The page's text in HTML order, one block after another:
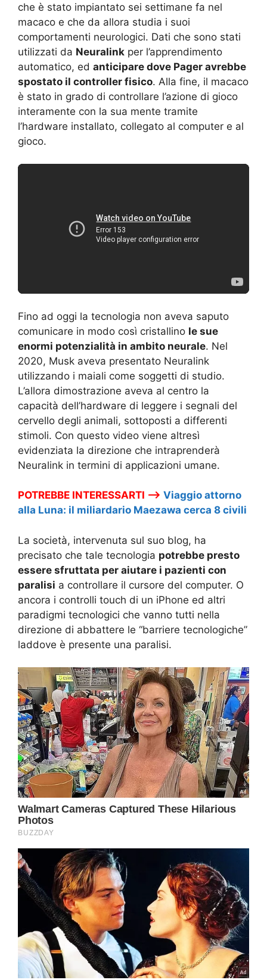
che è stato impiantato sei settimane fa nel
macaco e che da allora studia i suoi
comportamenti neurologici. Dati che sono stati
utilizzati da Neuralink per l’apprendimento
automatico, ed anticipare dove Pager avrebbe
spostato il controller fisico. Alla fine, il macaco
è stato in grado di controllare l’azione di gioco
interamente con la sua mente tramite
l’hardware installato, collegato al computer e al
gioco.
Fino ad oggi la tecnologia non aveva saputo
comunicare in modo così cristallino le sue
enormi potenzialità in ambito neurale. Nel
2020, Musk aveva presentato Neuralink
utilizzando i maiali come soggetti di studio.
L’allora dimostrazione aveva al centro la
capacità dell’hardware di leggere i segnali del
cervello degli animali, sottoposti a differenti
stimoli. Con questo video viene altresì
evidenziata la direzione che intraprenderà
Neuralink in termini di applicazioni umane.
POTREBBE INTERESSARTI –> Viaggio attorno
alla Luna: il miliardario Maezawa cerca 8 civili
La società, intervenuta sul suo blog, ha
precisato che tale tecnologia potrebbe presto
essere sfruttata per aiutare i pazienti con
paralisi a controllare il cursore del computer. O
ancora i controlli touch di un iPhone ed altri
paradigmi tecnologici che vanno tutti nella
direzione di abbattere le “barriere tecnologiche”
laddove è presente una paralisi.